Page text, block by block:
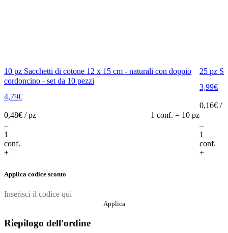
10 pz Sacchetti di cotone 12 x 15 cm - naturali con doppio
cordoncino - set da 10 pezzi
4,79€
0,48€ / pz
1 conf. = 10 pz
–
conf.
+
25 pz
3,99€
0,16€ /
–
conf.
+
Applica codice sconto
Applica
Riepilogo dell'ordine